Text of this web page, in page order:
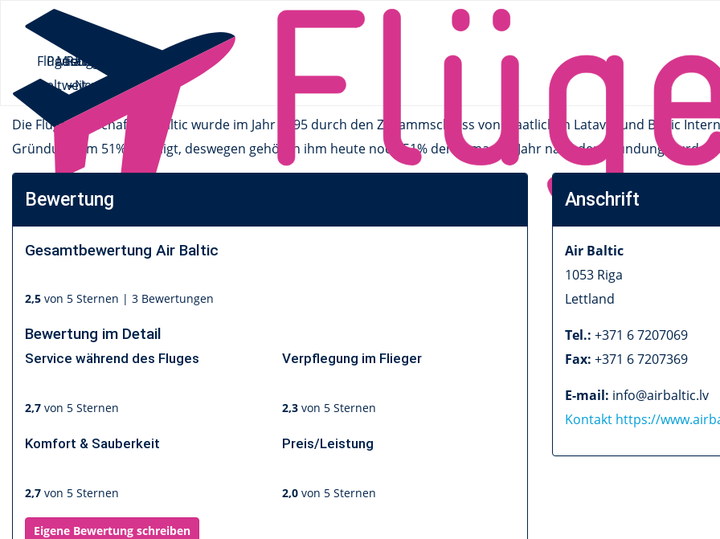
Flüge
weltweit
Pauschalreisen
Mietwagen
Ratgeber
Flüge
News
Flüge.de»
Air Baltic
Die Fluggesellschaft Air Baltic wurde im Jahr 1995 durch den Zusammschluss von staatlichen Latavio und Baltic
Gründung um 51% beteiligt, deswegen gehören ihm heute noch 51% der Firma. Ein Jahr nach der Gründung wurde
Bewertung
Gesamtbewertung Air Baltic
2,5 von 5 Sternen | 3 Bewertungen
Bewertung im Detail
Service während des Fluges
2,7 von 5 Sternen
Verpflegung im Flieger
2,3 von 5 Sternen
Komfort & Sauberkeit
2,7 von 5 Sternen
Preis/Leistung
2,0 von 5 Sternen
Eigene Bewertung schreiben
Anschrift
Air Baltic
1053 Riga
Lettland
Tel.: +371 6 7207069
Fax: +371 6 7207369
E-mail: info@airbaltic.lv
Kontakt https://